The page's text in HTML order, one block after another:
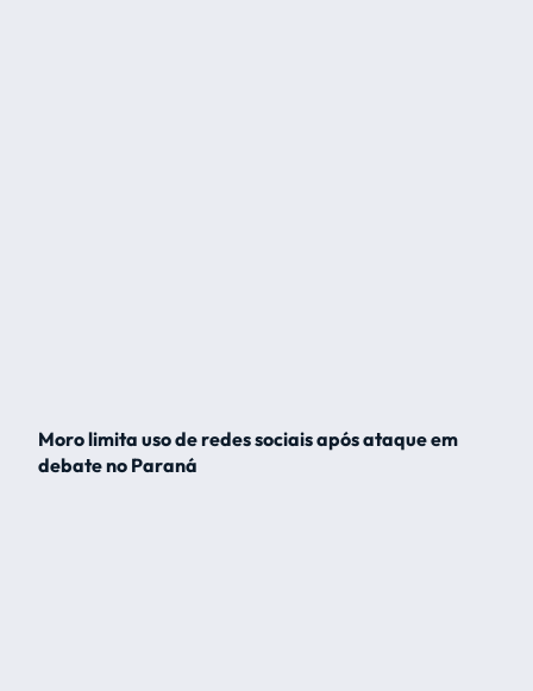
Moro limita uso de redes sociais após ataque em
debate no Paraná